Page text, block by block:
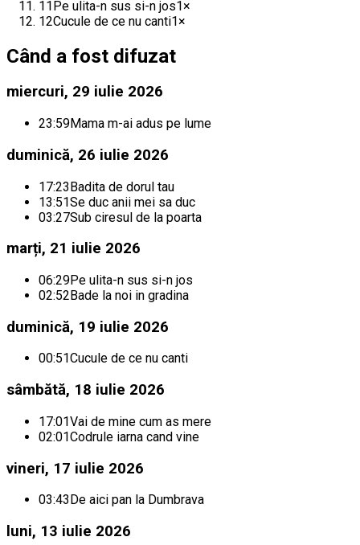
11Pe ulita-n sus si-n jos1×
12Cucule de ce nu canti1×
Când a fost difuzat
miercuri, 29 iulie 2026
23:59Mama m-ai adus pe lume
duminică, 26 iulie 2026
17:23Badita de dorul tau
13:51Se duc anii mei sa duc
03:27Sub ciresul de la poarta
marți, 21 iulie 2026
06:29Pe ulita-n sus si-n jos
02:52Bade la noi in gradina
duminică, 19 iulie 2026
00:51Cucule de ce nu canti
sâmbătă, 18 iulie 2026
17:01Vai de mine cum as mere
02:01Codrule iarna cand vine
vineri, 17 iulie 2026
03:43 De aici pan la Dumbrava
luni, 13 iulie 2026